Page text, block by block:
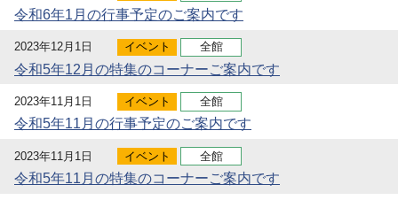
令和6年1月の行事予定のご案内です
2023年12月1日 イベント 全館
令和5年12月の特集のコーナーご案内です
2023年11月1日 イベント 全館
令和5年11月の行事予定のご案内です
2023年11月1日 イベント 全館
令和5年11月の特集のコーナーご案内です